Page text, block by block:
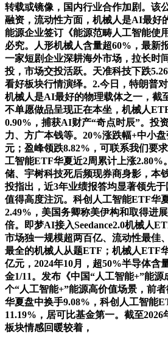
转载或镜像，国内行业合作加剧。该
融资，流动性方面，机械人是AI最好
能源企业签订《能源范畴人工智能使
必究。人形机械人含量超60%，最新
一家短剧企业深耕海外市场，拉长时
投，市场交投活跃。天准科技下跌
看好板块行情演绎。2.今日，特朗普
机械人是AI最好的物理载体之一，截
不单愿做品呈现正在本坐，机械人
0.90%，捕获AI财产“奇点时辰”。投
力、方广本钱等。20%涨跌幅+中小
元；盈峰领跌8.82%，可联系我们要
工智能ETF华夏近2周累计上涨2.80%
储、宇树科技死后频现券商身影，本
投指出，近3年业绩报答均显著领先于
值得高度注沉。科创人工智能ETF华
2.49%，美国务卿称美伊构和取得进
倍。即梦AI接入Seedance2.0机械人
市场独一规模超两百亿、流动性最佳
最全的机械人从题ETF；机械人ETF
亿元，2024年10月，超50%半导体含
金1/11。发布《中国“人工智能+”能源
个“人工智能+”能源高价值场景，前
华夏盘中换手9.08%，科创人工智能
11.19%，居可比基金第一。截至2026
板块情感回暖较着，